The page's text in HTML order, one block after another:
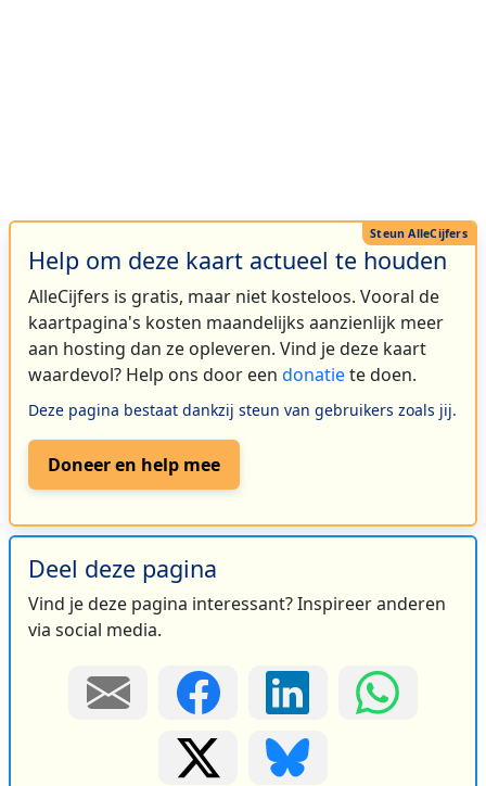
Help om deze kaart actueel te houden
AlleCijfers is gratis, maar niet kosteloos. Vooral de
kaartpagina's kosten maandelijks aanzienlijk meer
aan hosting dan ze opleveren. Vind je deze kaart
waardevol? Help ons door een donatiete doen.
Deze pagina bestaat dankzij steun van gebruikers zoals jij.
Doneer en help mee
Deel deze pagina
Vind je deze pagina interessant? Inspireer anderen
via social media.